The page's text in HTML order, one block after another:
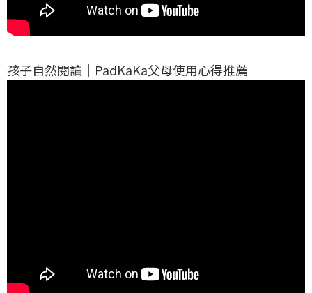
孩子自然閱讀｜PadKaKa父母使用心得推薦